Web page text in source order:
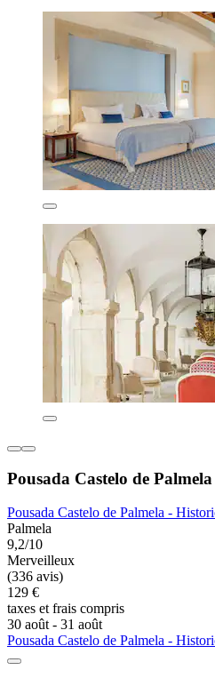
Pousada Castelo de
Pousada Castelo de Palmela -
Palmela
9,2/10
Merveilleux
(336 avis)
129 €
taxes et frais compris
30 août - 31 août
Pousada Castelo de Palmela -